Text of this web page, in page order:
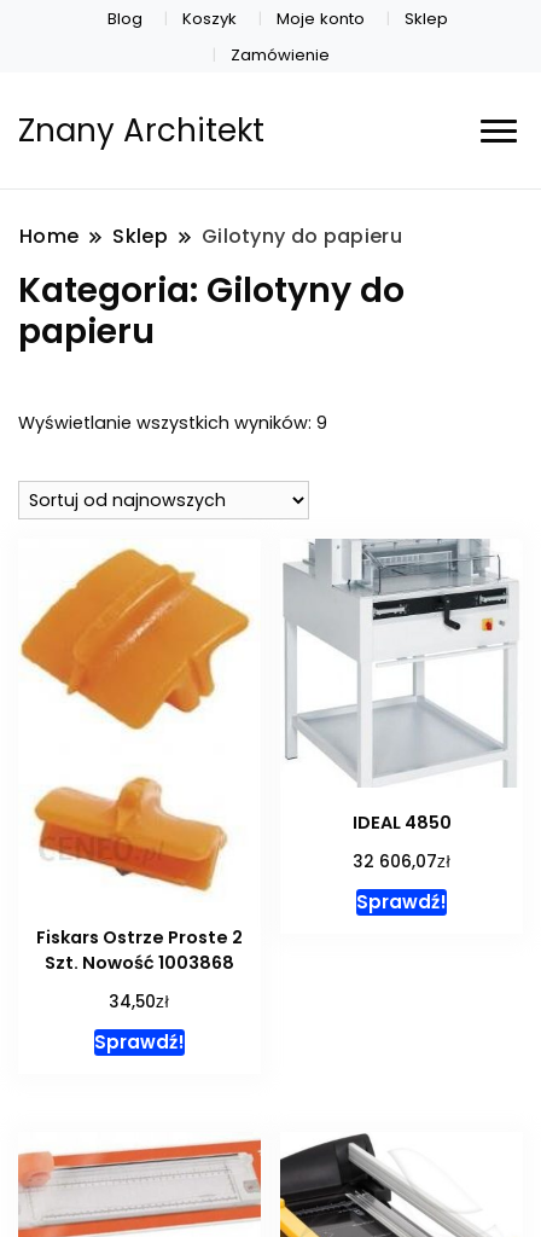
Blog Koszyk Moje konto
Sklep
Zamówienie
Znany Architekt
Home Sklep Gilotyny do papieru
Kategoria: Gilotyny do
papieru
Wyświetlanie wszystkich wyników: 9
Fiskars Ostrze Proste 2
Szt. Nowość 1003868
34,50zł
Sprawdź!
IDEAL 4850
32 606,07zł
Sprawdź!